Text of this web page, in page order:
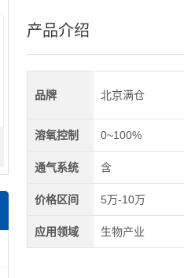
产品介绍
品牌 北京满仓
溶氧控制 0~100%
通气系统 含
价格区间 5万-10万
应用领域 生物产业